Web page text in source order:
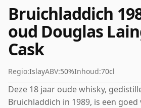
Bruichladdich
oud Douglas
Cask
Regio:IslayABV:50%Inhoud:70cl
Deze 18 jaar oude whisky,
Bruichladdich in 1989, is een